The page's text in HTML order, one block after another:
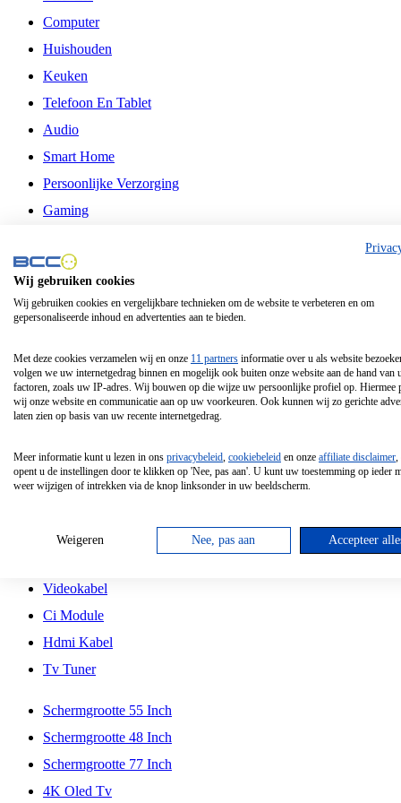
Computer
Huishouden
Keuken
Telefoon En Tablet
Audio
Smart Home
Persoonlijke Verzorging
Gaming
Philips
Schermgrootte 24 Inch
Schermgrootte 85 Inch
Schermgrootte 98 Inch
Tcl
Hd Led Tv
Antennekabel
Videokabel
Ci Module
Hdmi Kabel
Tv Tuner
Schermgrootte 55 Inch
Schermgrootte 48 Inch
Schermgrootte 77 Inch
4K Oled Tv
Wij gebruiken cookies
Wij gebruiken cookies en vergelijkbare technieken om de website te verbeteren en om
gepersonaliseerde inhoud en advertenties aan te bieden.
Met deze cookies verzamelen wij en onze 11 partners informatie over u als website
volgen we uw internetgedrag binnen en mogelijk ook buiten onze website aan de hand van
factoren, zoals uw IP-adres. Wij bouwen op die wijze uw persoonlijke profiel op. Hiermee
wij onze website en communicatie aan op uw voorkeuren. Ook kunnen wij zo gerichte
laten zien op basis van uw recente internetgedrag.
Meer informatie kunt u lezen in ons privacybeleid, cookiebeleid en onze affiliate disclaimer,
opent u de instellingen door te klikken op 'Nee, pas aan'. U kunt uw toestemming op ieder
weer wijzigen of intrekken via de knop linksonder in uw beeldscherm.
Weigeren Nee, pas aan Accepteer